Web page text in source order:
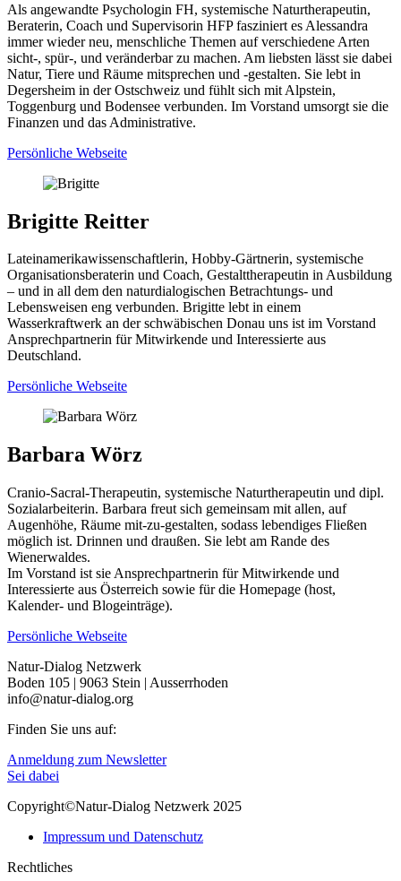
Als angewandte Psychologin FH, systemische Naturtherapeutin,
Beraterin, Coach und Supervisorin HFP fasziniert es Alessandra
immer wieder neu, menschliche Themen auf verschiedene Arten
sicht-, spür-, und veränderbar zu machen. Am liebsten lässt sie dabei
Natur, Tiere und Räume mitsprechen und -gestalten. Sie lebt in
Degersheim in der Ostschweiz und fühlt sich mit Alpstein,
Toggenburg und Bodensee verbunden. Im Vorstand umsorgt sie die
Finanzen und das Administrative.
Persönliche Webseite
Email
an
Alessandra
Brigitte Reitter
Lateinamerikawissenschaftlerin, Hobby-Gärtnerin, systemische
Organisationsberaterin und Coach, Gestalttherapeutin in Ausbildung
– und in all dem den naturdialogischen Betrachtungs- und
Lebensweisen eng verbunden. Brigitte lebt in einem
Wasserkraftwerk an der schwäbischen Donau uns ist im Vorstand
Ansprechpartnerin für Mitwirkende und Interessierte aus
Deutschland.
Persönliche Webseite
Email
an
Barbara Wörz
Cranio-Sacral-Therapeutin, systemische Naturtherapeutin und dipl.
Sozialarbeiterin. Barbara freut sich gemeinsam mit allen, auf
Augenhöhe, Räume mit-zu-gestalten, sodass lebendiges Fließen
möglich ist. Drinnen und draußen. Sie lebt am Rande des
Wienerwaldes.
Im Vorstand ist sie Ansprechpartnerin für Mitwirkende und
Interessierte aus Österreich sowie für die Homepage (host,
Kalender- und Blogeinträge).
Persönliche Webseite
Email
an
Barbara
Natur-Dialog Netzwerk
Boden 105 | 9063 Stein | Ausserrhoden
info@natur-dialog.org
Finden Sie uns auf:
Linkedin
page
in
window
E-
Mail
opens
new
Anmeldung zum Newsletter
Sei dabei
Copyright©Natur-Dialog Netzwerk 2025
Impressum und Datenschutz
Rechtliches